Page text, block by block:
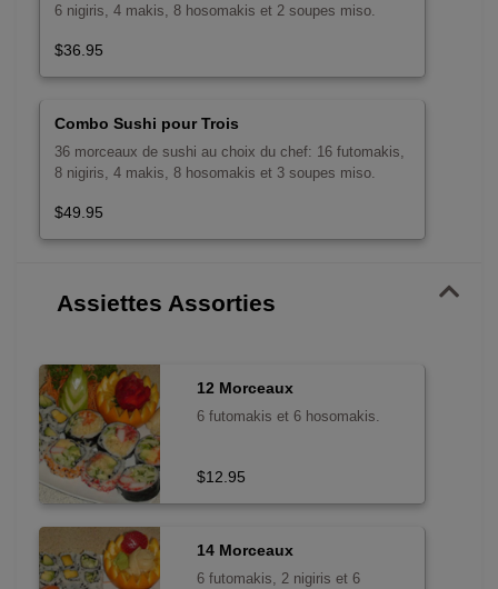
6 nigiris, 4 makis, 8 hosomakis et 2 soupes miso.
$36.95
Combo Sushi pour Trois
36 morceaux de sushi au choix du chef: 16 futomakis,
8 nigiris, 4 makis, 8 hosomakis et 3 soupes miso.
$49.95
Assiettes Assorties
12 Morceaux
6 futomakis et 6 hosomakis.
$12.95
14 Morceaux
6 futomakis, 2 nigiris et 6